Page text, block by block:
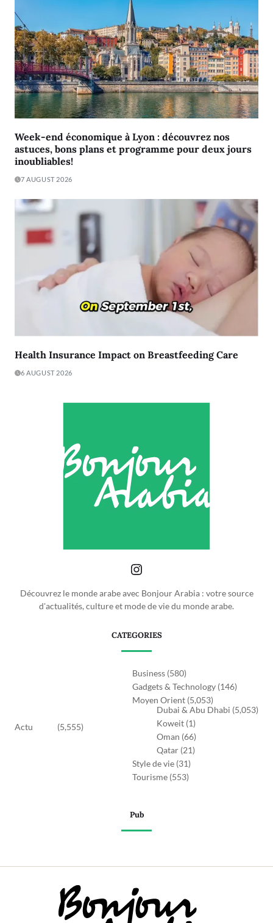
Week-end économique à Lyon : découvrez nos
astuces, bons plans et programme pour deux jours
inoubliables!
7 AUGUST 2026
Health Insurance Impact on Breastfeeding Care
6 AUGUST 2026
Découvrez le monde arabe avec Bonjour Arabia : votre source
d'actualités, culture et mode de vie du monde arabe.
CATEGORIES
Actu (5,555)
Business (580)
Gadgets & Technology (146)
Moyen Orient (5,053)
Dubai & Abu Dhabi (5,053)
Koweit (1)
Oman (66)
Qatar (21)
Style de vie (31)
Tourisme (553)
Pub